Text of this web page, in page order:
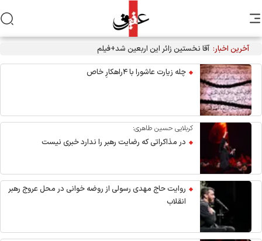
آخرین اخبار:
چله زیارت عاشورا با ۴راهکارِ خاص
کربلایی حسین طاهری:
در مذاکراتی که رضایت رهبر را ندارد خبری نیست
روایت حاج مهدی رسولی از روضه خوانی در محل عروج رهبر
انقلاب